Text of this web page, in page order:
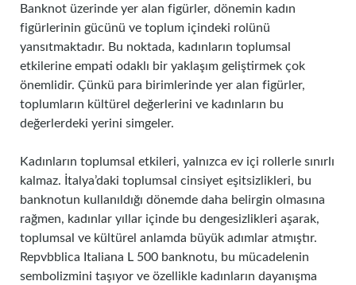
Banknot üzerinde yer alan figürler, dönemin kadın
figürlerinin gücünü ve toplum içindeki rolünü
yansıtmaktadır. Bu noktada, kadınların toplumsal
etkilerine empati odaklı bir yaklaşım geliştirmek çok
önemlidir. Çünkü para birimlerinde yer alan figürler,
toplumların kültürel değerlerini ve kadınların bu
değerlerdeki yerini simgeler.
Kadınların toplumsal etkileri, yalnızca ev içi rollerle sınırlı
kalmaz. İtalya’daki toplumsal cinsiyet eşitsizlikleri, bu
banknotun kullanıldığı dönemde daha belirgin olmasına
rağmen, kadınlar yıllar içinde bu dengesizlikleri aşarak,
toplumsal ve kültürel anlamda büyük adımlar atmıştır.
Repvbblica Italiana L 500 banknotu, bu mücadelenin
sembolizmini taşıyor ve özellikle kadınların dayanışma